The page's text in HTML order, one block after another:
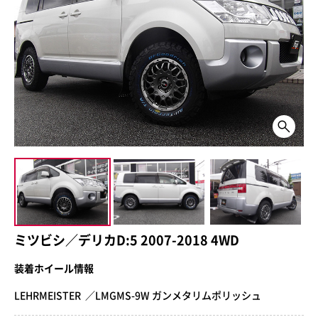
ミツビシ／デリカD:5 2007-2018 4WD
装着ホイール情報
LEHRMEISTER ／LMGMS-9W ガンメタリムポリッシュ